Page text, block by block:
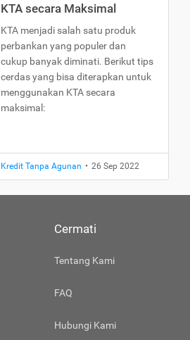
KTA secara Maksimal
KTA menjadi salah satu produk
perbankan yang populer dan
cukup banyak diminati. Berikut tips
cerdas yang bisa diterapkan untuk
menggunakan KTA secara
maksimal:
Kredit Tanpa Agunan • 26 Sep 2022
Cermati
Tentang Kami
FAQ
Hubungi Kami